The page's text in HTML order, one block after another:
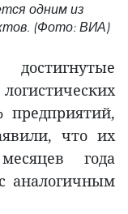
одним из
(Фото: ВИА)
предприятий,
что их
года
аналогичным